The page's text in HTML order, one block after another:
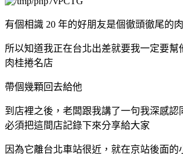
有個相識 20 年的好朋友是個徹頭徹尾的
所以知道我正在台北出差就要我一定要幫
肉桂捲名店
帶個幾顆回去給他
到店裡之後，老闆跟我講了一句我深感認
必須把這間店記錄下來分享給大家
因為它離台北車站很近，就在京站後面的